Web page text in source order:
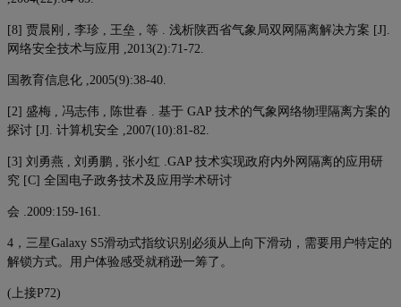
[8] 贾晨刚 , 李珍 , 王垒 , 等 . 浅析陕西省气象局双网隔离解决方案 [J].
网络安全技术与应用 ,2013(2):71-72.
国教育信息化 ,2005(9):38-40.
[2] 盛梅 , 冯志伟 , 陈世春 . 基于 GAP 技术的气象网络物理隔离方案的
探讨 [J]. 计算机安全 ,2007(10):81-82.
[3] 刘勇燕 , 刘勇鹏 , 张小红 .GAP 技术实现政府内外网隔离的应用研
究 [C] 全国电子政务技术及应用学术研讨
会 .2009:159-161.
4，三星Galaxy S5滑动式指纹识别必须从上向下滑动，需要用户特定的
解锁方式。用户体验感受就稍逊一筹了。
(上接P72)